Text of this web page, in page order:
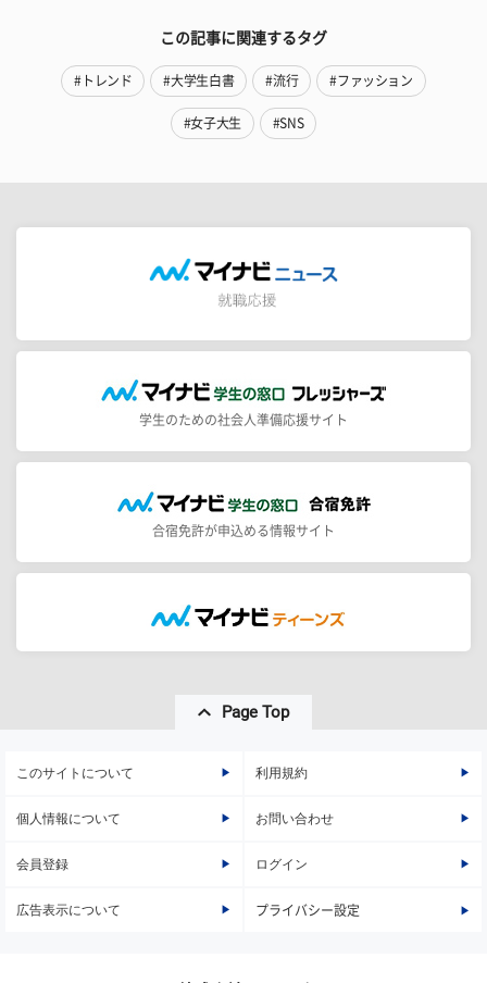
この記事に関連するタグ
#トレンド #大学生白書 #流行 #ファッション
#女子大生 #SNS
学生のための社会人準備応援サイト
合宿免許が申込める情報サイト
Page Top
このサイトについて 利用規約
個人情報について お問い合わせ
会員登録 ログイン
広告表示について プライバシー設定